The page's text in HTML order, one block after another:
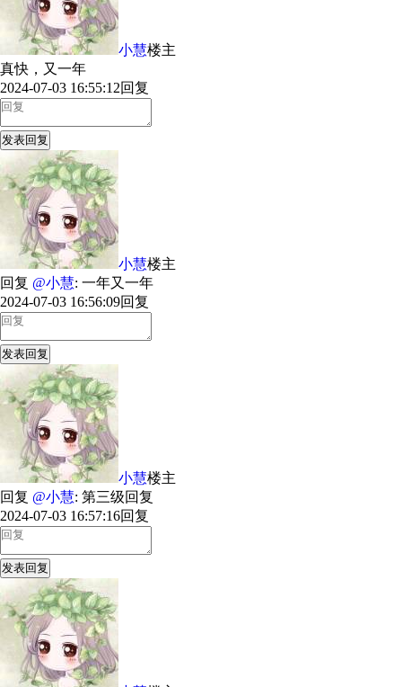
小慧楼主
真快，又一年
2024-07-03 16:55:12回复
发表回复
小慧楼主
回复 @小慧: 一年又一年
2024-07-03 16:56:09回复
发表回复
小慧楼主
回复 @小慧: 第三级回复
2024-07-03 16:57:16回复
发表回复